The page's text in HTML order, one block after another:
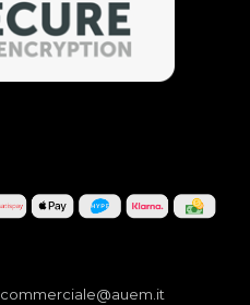
commerciale@auem.it